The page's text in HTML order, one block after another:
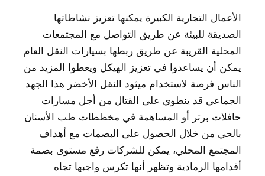
الأعمال التجارية الكبيرة يمكنها تعزيز نشاطاتها
الصديقة للبيئة عن طريق التواصل مع المجتمعات
المحلية القريبة عن طريق ربطها بسيارات النقل العام
يمكن أن يساعدوا في تعزيز الهيكل ويعطوا المزيد من
الناس فرصة لاستخدام ميثود النقل الأخضر هذا الجهد
الجماعي قد ينطوي على القتال من أجل مسارات
حافلات برتر أو المساهمة في مخططات طب الأسنان
بالحي من خلال الحصول على البصمات مع أهداف
المجتمع المحلي، يمكن للشركات رفع مستوى بصمة
أقدامها الرمادية وتظهر أنها تكرس واجبها تجاه